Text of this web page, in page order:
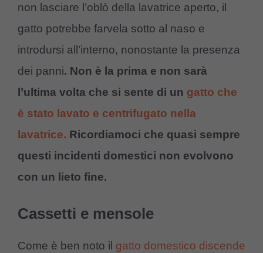
non lasciare l’oblò della lavatrice aperto, il
gatto potrebbe farvela sotto al naso e
introdursi all’interno, nonostante la presenza
dei panni. Non è la prima e non sarà
l’ultima volta che si sente di un gatto che
è stato lavato e centrifugato nella
lavatrice. Ricordiamoci che quasi sempre
questi incidenti domestici non evolvono
con un lieto fine.
Cassetti e mensole
Come è ben noto il gatto domestico discende